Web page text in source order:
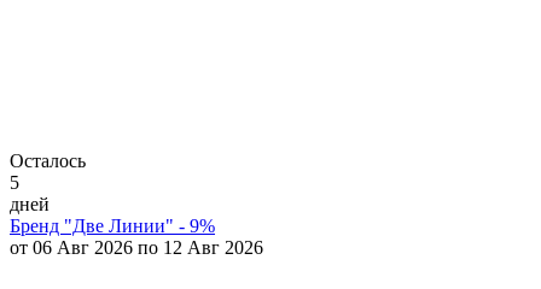
Осталось
5
дней
Бренд "Две Линии" - 9%
от 06 Авг 2026 по 12 Авг 2026